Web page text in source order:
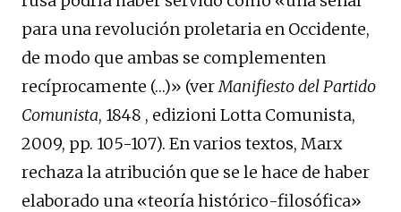
para una revolución proletaria en Occidente,
de modo que ambas se complementen
recíprocamente (…)» (ver Manifiesto del Partido
Comunista, 1848 , edizioni Lotta Comunista,
2009, pp. 105-107). En varios textos, Marx
rechaza la atribución que se le hace de haber
elaborado una «teoría histórico-filosófica»